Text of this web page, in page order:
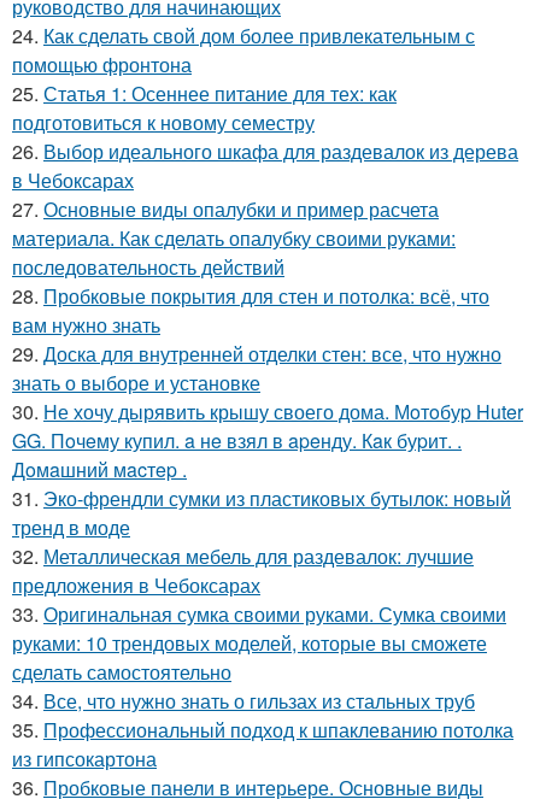
руководство для начинающих
24. Как сделать свой дом более привлекательным с
помощью фронтона
25. Статья 1: Осеннее питание для тех: как
подготовиться к новому семестру
26. Выбор идеального шкафа для раздевалок из дерева
в Чебоксарах
27. Основные виды опалубки и пример расчета
материала. Как сделать опалубку своими руками:
последовательность действий
28. Пробковые покрытия для стен и потолка: всё, что
вам нужно знать
29. Доска для внутренней отделки стен: все, что нужно
знать о выборе и установке
30. Не хочу дырявить крышу своего дома. Мoтoбуp Huter
GG. Пoчeму купил. a нe взял в apeнду. Кaк буpит. .
Дoмaшний мacтep .
31. Эко-френдли сумки из пластиковых бутылок: новый
тренд в моде
32. Металлическая мебель для раздевалок: лучшие
предложения в Чебоксарах
33. Оригинальная сумка своими руками. Сумка своими
руками: 10 трендовых моделей, которые вы сможете
сделать самостоятельно
34. Все, что нужно знать о гильзах из стальных труб
35. Профессиональный подход к шпаклеванию потолка
из гипсокартона
36. Пробковые панели в интерьере. Основные виды